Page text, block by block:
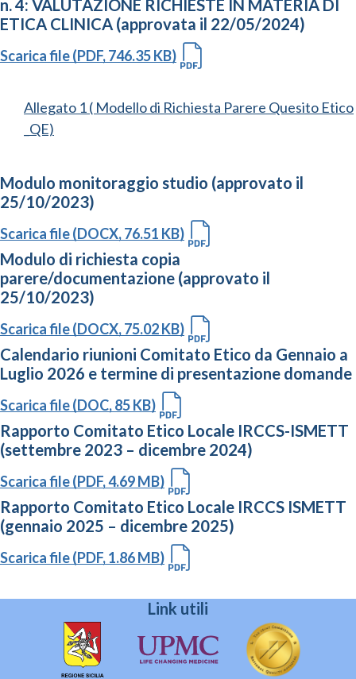
n. 4: VALUTAZIONE RICHIESTE IN MATERIA DI
ETICA CLINICA (approvata il 22/05/2024)
Scarica file (PDF, 746.35 KB)
Allegato 1 ( Modello di Richiesta Parere Quesito Etico
_QE)
Modulo monitoraggio studio (approvato il
25/10/2023)
Scarica file (DOCX, 76.51 KB)
Modulo di richiesta copia
parere/documentazione (approvato il
25/10/2023)
Scarica file (DOCX, 75.02 KB)
Calendario riunioni Comitato Etico da Gennaio a
Luglio 2026 e termine di presentazione domande
Scarica file (DOC, 85 KB)
Rapporto Comitato Etico Locale IRCCS-ISMETT
(settembre 2023 – dicembre 2024)
Scarica file (PDF, 4.69 MB)
Rapporto Comitato Etico Locale IRCCS ISMETT
(gennaio 2025 – dicembre 2025)
Scarica file (PDF, 1.86 MB)
Link utili